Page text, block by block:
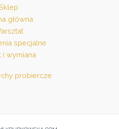
główna
specjalne
i wymiana
probiercze